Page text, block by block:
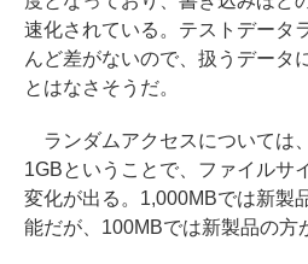
速化されている。テストデータ
んど差がないので、扱うデータ
とはなさそうだ。
ランダムアクセスについては
1GBということで、ファイルサ
変化が出る。1,000MBでは新製
能だが、100MBでは新製品の方